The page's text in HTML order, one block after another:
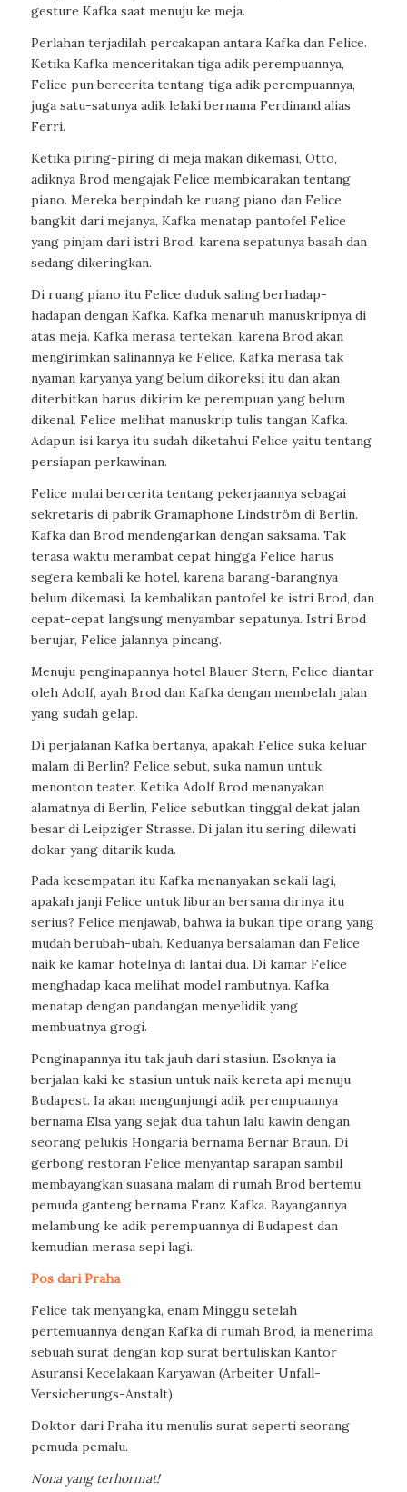
gesture Kafka saat menuju ke meja.
Perlahan terjadilah percakapan antara Kafka dan Felice.
Ketika Kafka menceritakan tiga adik perempuannya,
Felice pun bercerita tentang tiga adik perempuannya,
juga satu-satunya adik lelaki bernama Ferdinand alias
Ferri.
Ketika piring-piring di meja makan dikemasi, Otto,
adiknya Brod mengajak Felice membicarakan tentang
piano. Mereka berpindah ke ruang piano dan Felice
bangkit dari mejanya, Kafka menatap pantofel Felice
yang pinjam dari istri Brod, karena sepatunya basah dan
sedang dikeringkan.
Di ruang piano itu Felice duduk saling berhadap-
hadapan dengan Kafka. Kafka menaruh manuskripnya di
atas meja. Kafka merasa tertekan, karena Brod akan
mengirimkan salinannya ke Felice. Kafka merasa tak
nyaman karyanya yang belum dikoreksi itu dan akan
diterbitkan harus dikirim ke perempuan yang belum
dikenal. Felice melihat manuskrip tulis tangan Kafka.
Adapun isi karya itu sudah diketahui Felice yaitu tentang
persiapan perkawinan.
Felice mulai bercerita tentang pekerjaannya sebagai
sekretaris di pabrik Gramaphone Lindström di Berlin.
Kafka dan Brod mendengarkan dengan saksama. Tak
terasa waktu merambat cepat hingga Felice harus
segera kembali ke hotel, karena barang-barangnya
belum dikemasi. Ia kembalikan pantofel ke istri Brod, dan
cepat-cepat langsung menyambar sepatunya. Istri Brod
berujar, Felice jalannya pincang.
Menuju penginapannya hotel Blauer Stern, Felice diantar
oleh Adolf, ayah Brod dan Kafka dengan membelah jalan
yang sudah gelap.
Di perjalanan Kafka bertanya, apakah Felice suka keluar
malam di Berlin? Felice sebut, suka namun untuk
menonton teater. Ketika Adolf Brod menanyakan
alamatnya di Berlin, Felice sebutkan tinggal dekat jalan
besar di Leipziger Strasse. Di jalan itu sering dilewati
dokar yang ditarik kuda.
Pada kesempatan itu Kafka menanyakan sekali lagi,
apakah janji Felice untuk liburan bersama dirinya itu
serius? Felice menjawab, bahwa ia bukan tipe orang yang
mudah berubah-ubah. Keduanya bersalaman dan Felice
naik ke kamar hotelnya di lantai dua. Di kamar Felice
menghadap kaca melihat model rambutnya. Kafka
menatap dengan pandangan menyelidik yang
membuatnya grogi.
Penginapannya itu tak jauh dari stasiun. Esoknya ia
berjalan kaki ke stasiun untuk naik kereta api menuju
Budapest. Ia akan mengunjungi adik perempuannya
bernama Elsa yang sejak dua tahun lalu kawin dengan
seorang pelukis Hongaria bernama Bernar Braun. Di
gerbong restoran Felice menyantap sarapan sambil
membayangkan suasana malam di rumah Brod bertemu
pemuda ganteng bernama Franz Kafka. Bayangannya
melambung ke adik perempuannya di Budapest dan
kemudian merasa sepi lagi.
Pos dari Praha
Felice tak menyangka, enam Minggu setelah
pertemuannya dengan Kafka di rumah Brod, ia menerima
sebuah surat dengan kop surat bertuliskan Kantor
Asuransi Kecelakaan Karyawan (Arbeiter Unfall-
Versicherungs-Anstalt).
Doktor dari Praha itu menulis surat seperti seorang
pemuda pemalu.
Nona yang terhormat!